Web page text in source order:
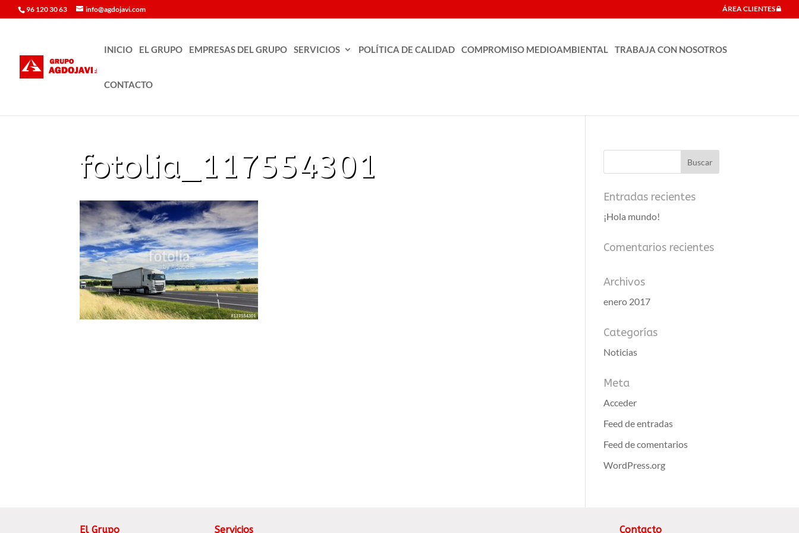
96 120 30 63 info@agdojavi.com ÁREA CLIENTES
INICIO EL GRUPO EMPRESAS DEL GRUPO SERVICIOS POLÍTICA DE CALIDAD COMPROMISO MEDIOAMBIENTAL TRABAJA CON NOSOTROS
CONTACTO
fotolia_117554301
Entradas recientes
¡Hola mundo!
Comentarios recientes
Archivos
enero 2017
Categorías
Noticias
Meta
Acceder
Feed de entradas
Feed de comentarios
WordPress.org
El Grupo Servicios Contacto